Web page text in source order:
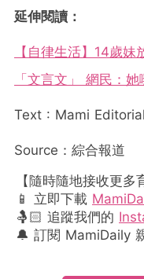
延伸閱讀：
【自律生活】14歲
「文言文」 網民：她
Text : Mami Editorial
Source：綜合報道
【隨時隨地接收更多
📱 立即下載
🤱🏻 追蹤我們的
🔔 訂閱 MamiDaily